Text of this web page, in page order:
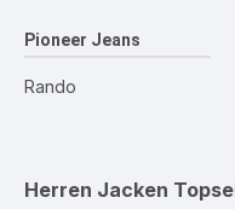
Pioneer Jeans
Rando
Herren Jacken